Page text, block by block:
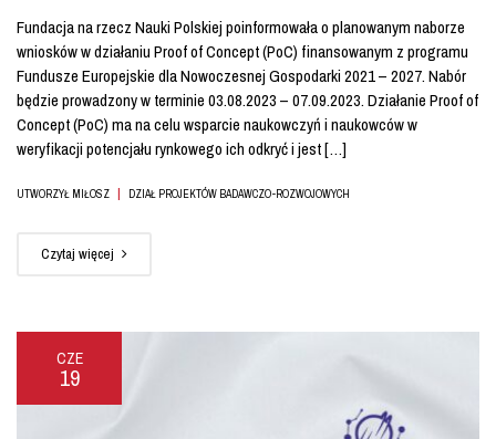
Fundacja na rzecz Nauki Polskiej poinformowała o planowanym naborze
wniosków w działaniu Proof of Concept (PoC) finansowanym z programu
Fundusze Europejskie dla Nowoczesnej Gospodarki 2021 – 2027. Nabór
będzie prowadzony w terminie 03.08.2023 – 07.09.2023. Działanie Proof of
Concept (PoC) ma na celu wsparcie naukowczyń i naukowców w
weryfikacji potencjału rynkowego ich odkryć i jest […]
UTWORZYŁ MIŁOSZ | DZIAŁ PROJEKTÓW BADAWCZO-ROZWOJOWYCH
Czytaj więcej
CZE
19